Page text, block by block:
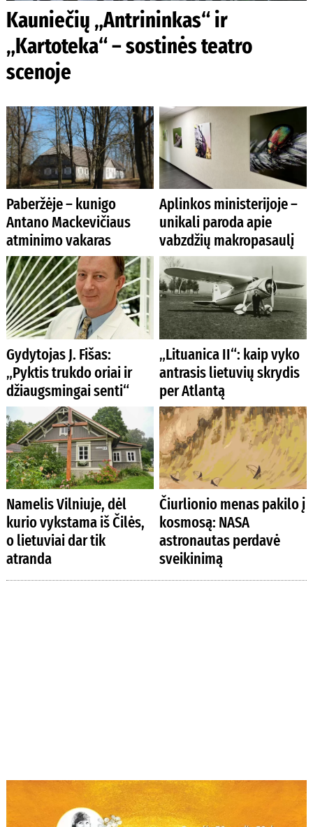
Kauniečių „Antrininkas“ ir
„Kartoteka“ – sostinės teatro
scenoje
Paberžėje – kunigo
Antano Mackevičiaus
atminimo vakaras
Aplinkos ministerijoje –
unikali paroda apie
vabzdžių makropasaulį
Gydytojas J. Fišas:
„Pyktis trukdo oriai ir
džiaugsmingai senti“
„Lituanica II“: kaip vyko
antrasis lietuvių skrydis
per Atlantą
Namelis Vilniuje, dėl
kurio vykstama iš Čilės,
o lietuviai dar tik
atranda
Čiurlionio menas pakilo į
kosmosą: NASA
astronautas perdavė
sveikinimą